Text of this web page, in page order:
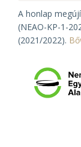
A honlap
(NEAO-KP-1-
(2021/2022).